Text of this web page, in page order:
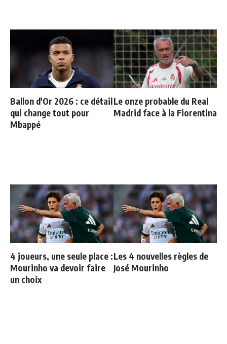
Ballon d'Or 2026 : ce détail
qui change tout pour
Mbappé
Le onze probable du Real
Madrid face à la Fiorentina
4 joueurs, une seule place :
Mourinho va devoir faire
un choix
Les 4 nouvelles règles de
José Mourinho